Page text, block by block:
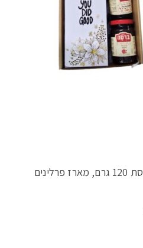
מארז ישי – קונפיטורה וחרוסת 120 גרם, מארז פרלינים